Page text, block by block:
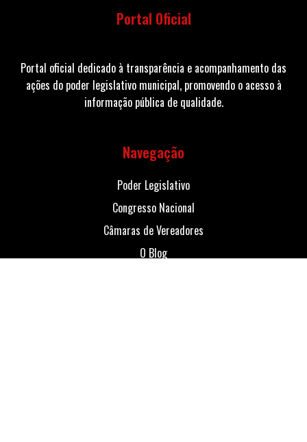
Portal Oficial
Portal oficial dedicado à transparência e acompanhamento das
ações do poder legislativo municipal, promovendo o acesso à
informação pública de qualidade.
Navegação
Poder Legislativo
Congresso Nacional
Câmaras de Vereadores
O Blog